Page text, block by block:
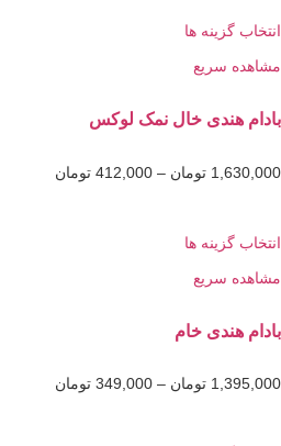
ها
سریع
خال نمک لوکس
تومان –
412,000 تومان
ها
سریع
خام
تومان –
349,000 تومان